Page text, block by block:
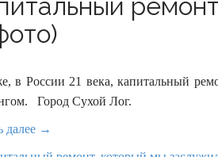
в России 21 века, капитальный
Город Сухой Лог.
далее →